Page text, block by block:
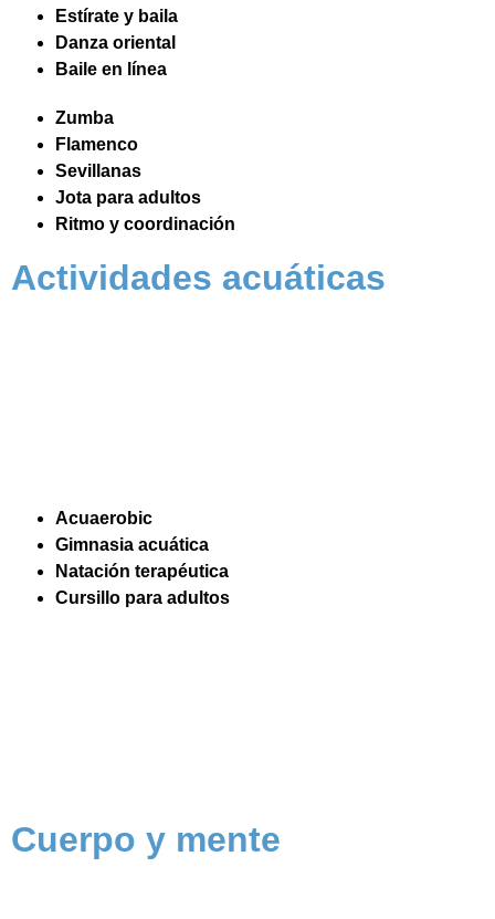
Estírate y baila
Danza oriental
Baile en línea
Zumba
Flamenco
Sevillanas
Jota para adultos
Ritmo y coordinación
Actividades acuáticas
Acuaerobic
Gimnasia acuática
Natación terapéutica
Cursillo para adultos
Cuerpo y mente